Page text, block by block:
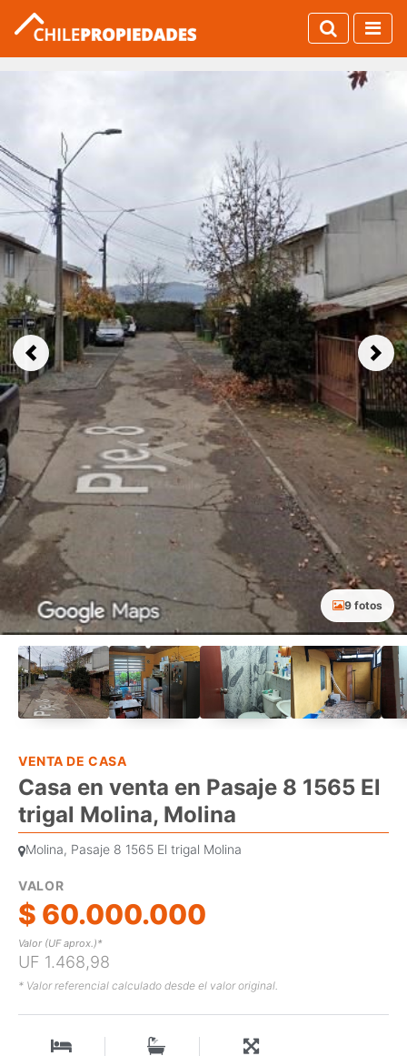
Previous Next
9 fotos
VENTA DE CASA
Casa en venta en Pasaje 8 1565 El
trigal Molina, Molina
Molina, Pasaje 8 1565 El trigal Molina
VALOR
$ 60.000.000
Valor (UF aprox.)*
UF 1.468,98
* Valor referencial calculado desde el valor original.